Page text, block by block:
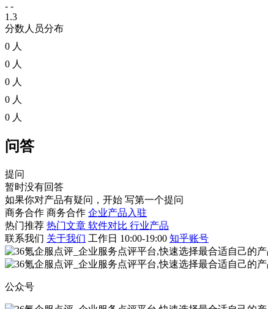
- -
1.3
分数人员分布
0 人
0 人
0 人
0 人
0 人
问答
提问
暂时没有回答
如果你对产品有疑问，开始 写第一个提问
商务合作 商务合作 企业产品入驻
热门推荐 热门文章 软件对比 行业产品
联系我们 关于我们 工作日 10:00-19:00 知乎账号
公众号